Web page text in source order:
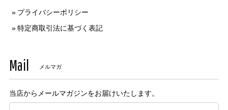
プライバシーポリシー
特定商取引法に基づく表記
Mail メルマガ
当店からメールマガジンをお届けいたします。